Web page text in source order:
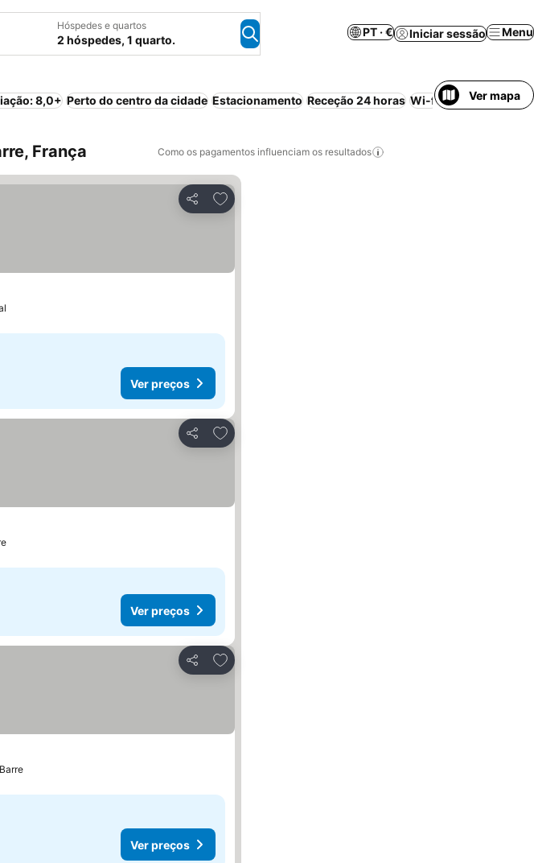
Hóspedes e quartos
2 hóspedes, 1 quarto.
PT · € Iniciar sessão Menu
8,0+ Perto do centro da cidade Estacionamento Receção 24 horas Wi-fi Pequeno-
Ver mapa
França Como os pagamentos influenciam os resultados
Partilhar
Adicionar aos favoritos
Ver preços
Partilhar
Adicionar aos favoritos
Ver preços
Partilhar
Adicionar aos favoritos
Ver preços